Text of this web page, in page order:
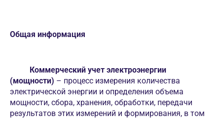
Общая информация
Коммерческий учет электроэнергии
(мощности) – процесс измерения количества
электрической энергии и определения объема
мощности, сбора, хранения, обработки, передачи
результатов этих измерений и формирования, в том